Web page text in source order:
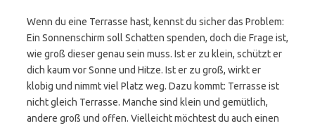
Wenn du eine Terrasse hast, kennst du sicher das Problem:
Ein Sonnenschirm soll Schatten spenden, doch die Frage ist,
wie groß dieser genau sein muss. Ist er zu klein, schützt er
dich kaum vor Sonne und Hitze. Ist er zu groß, wirkt er
klobig und nimmt viel Platz weg. Dazu kommt: Terrasse ist
nicht gleich Terrasse. Manche sind klein und gemütlich,
andere groß und offen. Vielleicht möchtest du auch einen